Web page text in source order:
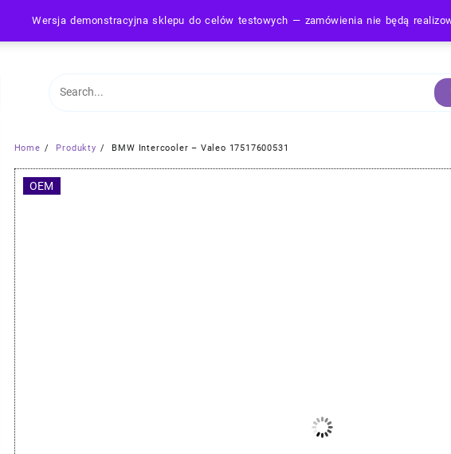
Wersja demonstracyjna sklepu do celów testowych — zamówienia nie będą
Home Produkty BMW Intercooler – Valeo 17517600531
OEM